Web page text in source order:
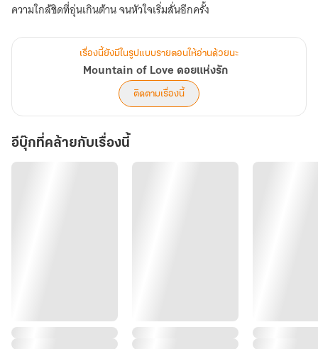
ความใกล้ชิดที่อุ่นเกินต้าน จนหัวใจเริ่มสั่นอีกครั้ง
เรื่องนี้ยังมีในรูปแบบรายตอนให้อ่านด้วยนะ
Mountain of Love ดอยแห่งรัก
ติดตามเรื่องนี้
อีบุ๊กที่คล้ายกับเรื่องนี้